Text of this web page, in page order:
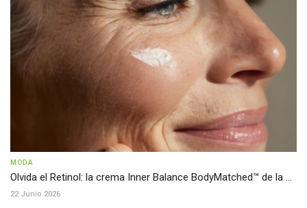
MODA
Olvida el Retinol: la crema Inner Balance BodyMatched™ de la ...
22 Junio 2026